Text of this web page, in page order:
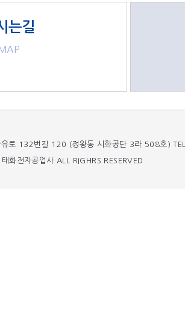
는길
유로 132번길 120 (정왕동 시화공단 3라 508
화전자공업사 ALL RIGHRS RESERVED